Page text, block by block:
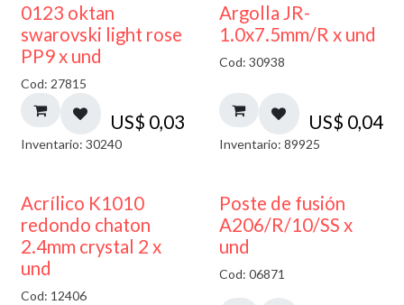
0123 oktan
swarovski light rose
PP9 x und
Cod: 27815
US$ 0,03
Inventario: 30240
Argolla JR-
1.0x7.5mm/R x und
Cod: 30938
US$ 0,04
Inventario: 89925
50% DESCUENTO
Acrílico K1010
redondo chaton
2.4mm crystal 2 x
und
Cod: 12406
Poste de fusión
A206/R/10/SS x
und
Cod: 06871